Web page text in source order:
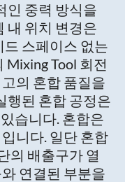
인 중력 방식을
내 위치 변경은
스페이스 없는
Mixing Tool 회전
의 혼합 품질을
행된 혼합 공정은
습니다. 혼합은
니다. 일단 혼합
의 배출구가 열
연결된 부분을